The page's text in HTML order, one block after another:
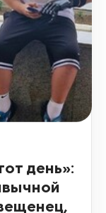
день»: